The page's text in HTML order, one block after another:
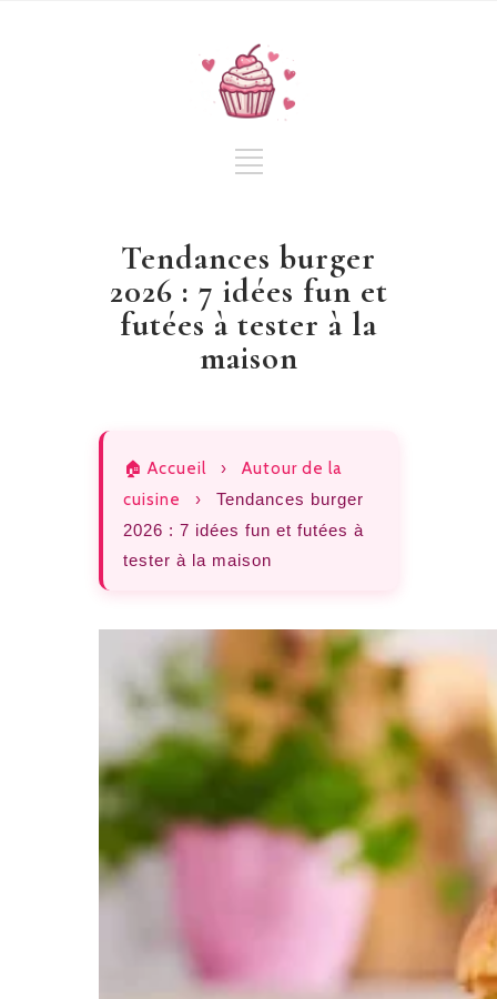
Tendances burger
2026 : 7 idées fun et
futées à tester à la
maison
🏠 Accueil ›
Autour de la
cuisine
›
Tendances burger
2026 : 7 idées fun et futées à
tester à la maison